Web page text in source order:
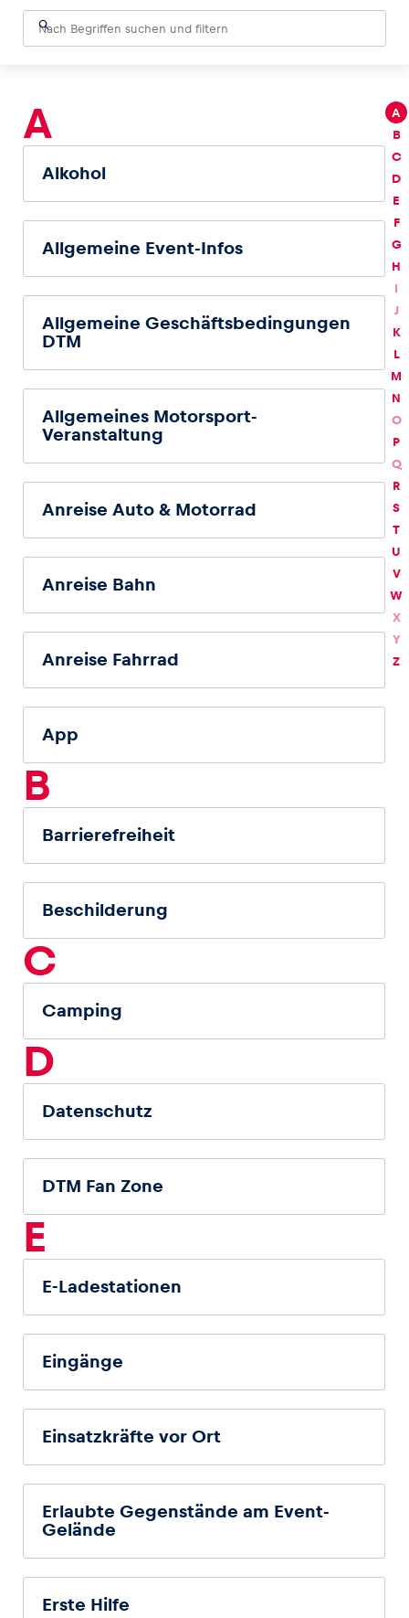
Business
Alle anzeigen
Glossar
Alle anzeigen
A
Alkohol
Allgemeine Event-Infos
Allgemeine Geschäftsbedingungen
DTM
Allgemeines Motorsport-
Veranstaltung
Anreise Auto & Motorrad
Anreise Bahn
Anreise Fahrrad
App
B
Barrierefreiheit
Beschilderung
C
Camping
D
Datenschutz
DTM Fan Zone
E
E-Ladestationen
Eingänge
Einsatzkräfte vor Ort
Erlaubte Gegenstände am Event-
Gelände
Erste Hilfe
A
B
C
D
E
F
G
H
I
J
K
L
M
N
O
P
Q
R
S
T
U
V
W
X
Y
Z